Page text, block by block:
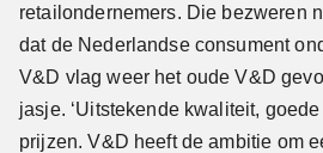
retailondernemers. Die bezweren
dat de Nederlandse consument
V&D vlag weer het oude V&D
jasje. ‘Uitstekende kwaliteit,
prijzen. V&D heeft de ambitie om